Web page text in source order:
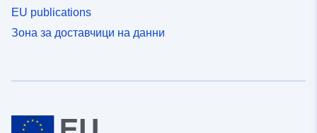
EU publications
Зона за доставчици на данни